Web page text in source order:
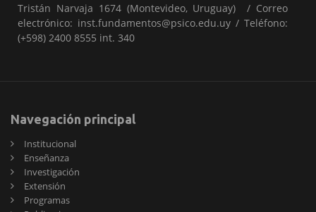
Tristán Narvaja 1674 (Montevideo, Uruguay) / Correo
electrónico: inst.fundamentos@psico.edu.uy / Teléfono:
(+598) 2400 8555 int. 340
Navegación principal
Institucional
Enseñanza
Investigación
Extensión
Programas